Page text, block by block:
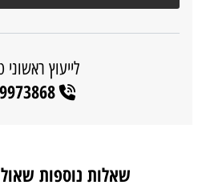
לייעוץ ראשוני
077-9973868
שאלות נוספות